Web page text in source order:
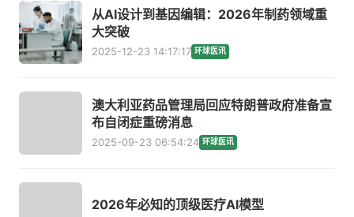
从AI设计到基因编辑：2026年制药领域重
大突破
2025-12-23 14:17:17 环球医讯
澳大利亚药品管理局回应特朗普政府准备宣
布自闭症重磅消息
2025-09-23 06:54:24 环球医讯
2026年必知的顶级医疗AI模型